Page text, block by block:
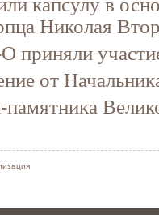
Николая
приняли
от
памятника